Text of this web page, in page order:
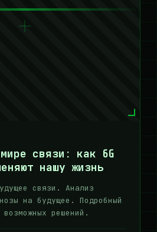
связи: как 6G
нашу жизнь
связи. Анализ
на будущее. Подробный
решений.